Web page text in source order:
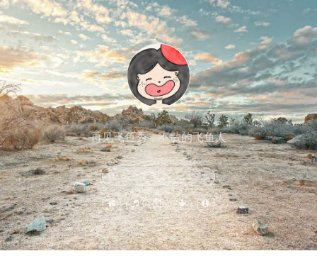
再见飞鱼秀，不散的飞鱼人